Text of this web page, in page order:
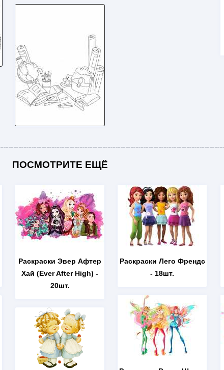
ПОСМОТРИТЕ ЕЩЁ
Раскраски Эвер Афтер
Хай (Ever After High) -
20шт.
Раскраски Лего Френдс
- 18шт.